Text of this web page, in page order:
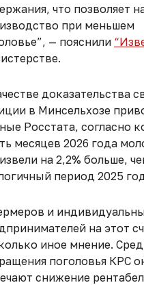
что позволяет
при меньшем
— пояснили
доказательства
в Минсельхозе
Росстата, согласно
месяцев 2026 года
на 2,2% больше,
период 2025
и
на этот
иное мнение.
поголовья КРС
снижение